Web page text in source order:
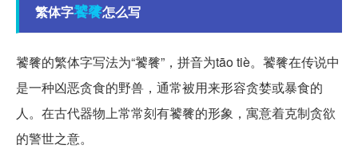
繁体字饕餮怎么写
饕餮的繁体字写法为“饕餮”，拼音为tāo tiè。饕餮在传说中
是一种凶恶贪食的野兽，通常被用来形容贪婪或暴食的
人。在古代器物上常常刻有饕餮的形象，寓意着克制贪欲
的警世之意。